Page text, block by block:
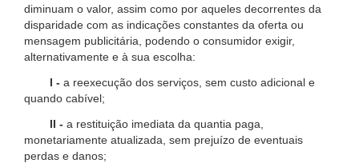
diminuam o valor, assim como por aqueles decorrentes da
disparidade com as indicações constantes da oferta ou
mensagem publicitária, podendo o consumidor exigir,
alternativamente e à sua escolha:
I - a reexecução dos serviços, sem custo adicional e
quando cabível;
II - a restituição imediata da quantia paga,
monetariamente atualizada, sem prejuízo de eventuais
perdas e danos;